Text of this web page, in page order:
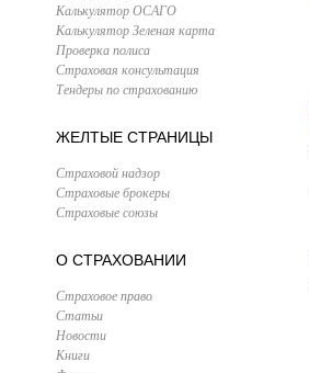
Калькулятор ОСАГО
Калькулятор Зеленая карта
Проверка полиса
Страховая консультация
Тендеры по страхованию
ЖЕЛТЫЕ СТРАНИЦЫ
Страховой надзор
Страховые брокеры
Страховые союзы
О СТРАХОВАНИИ
Страховое право
Статьи
Новости
Книги